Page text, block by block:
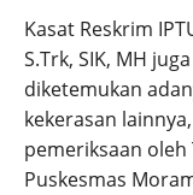
Kasat Reskrim
S.Trk, SIK, MH
diketemukan
kekerasan
pemeriksaan oleh
Puskesmas